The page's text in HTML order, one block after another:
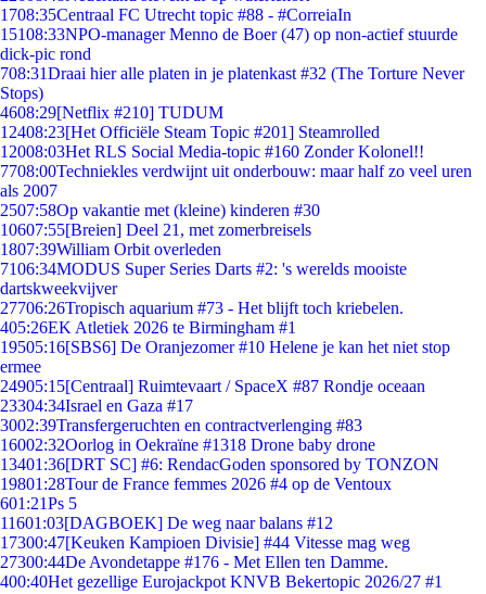
1708:35Centraal FC Utrecht topic #88 - #CorreiaIn
15108:33NPO-manager Menno de Boer (47) op non-actief stuurde
dick-pic rond
708:31Draai hier alle platen in je platenkast #32 (The Torture Never
Stops)
4608:29[Netflix #210] TUDUM
12408:23[Het Officiële Steam Topic #201] Steamrolled
12008:03Het RLS Social Media-topic #160 Zonder Kolonel!!
7708:00Techniekles verdwijnt uit onderbouw: maar half zo veel uren
als 2007
2507:58Op vakantie met (kleine) kinderen #30
10607:55[Breien] Deel 21, met zomerbreisels
1807:39William Orbit overleden
7106:34MODUS Super Series Darts #2: 's werelds mooiste
dartskweekvijver
27706:26Tropisch aquarium #73 - Het blijft toch kriebelen.
405:26EK Atletiek 2026 te Birmingham #1
19505:16[SBS6] De Oranjezomer #10 Helene je kan het niet stop
ermee
24905:15[Centraal] Ruimtevaart / SpaceX #87 Rondje oceaan
23304:34Israel en Gaza #17
3002:39Transfergeruchten en contractverlenging #83
16002:32Oorlog in Oekraïne #1318 Drone baby drone
13401:36[DRT SC] #6: RendacGoden sponsored by TONZON
19801:28Tour de France femmes 2026 #4 op de Ventoux
601:21Ps 5
11601:03[DAGBOEK] De weg naar balans #12
17300:47[Keuken Kampioen Divisie] #44 Vitesse mag weg
27300:44De Avondetappe #176 - Met Ellen ten Damme.
400:40Het gezellige Eurojackpot KNVB Bekertopic 2026/27 #1